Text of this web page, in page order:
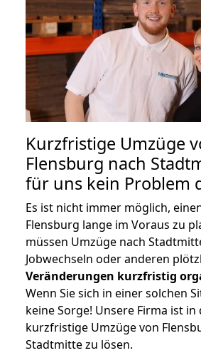
Kurzfristige Umzüge
Flensburg nach
für uns kein Problem
Es ist nicht immer möglich,
Flensburg lange im Voraus zu
müssen Umzüge nach
Jobwechseln oder anderen
Veränderungen kurzfristig
Wenn Sie sich in einer solchen
keine Sorge! Unsere Firma ist in
kurzfristige Umzüge von
Stadtmitte zu lösen.